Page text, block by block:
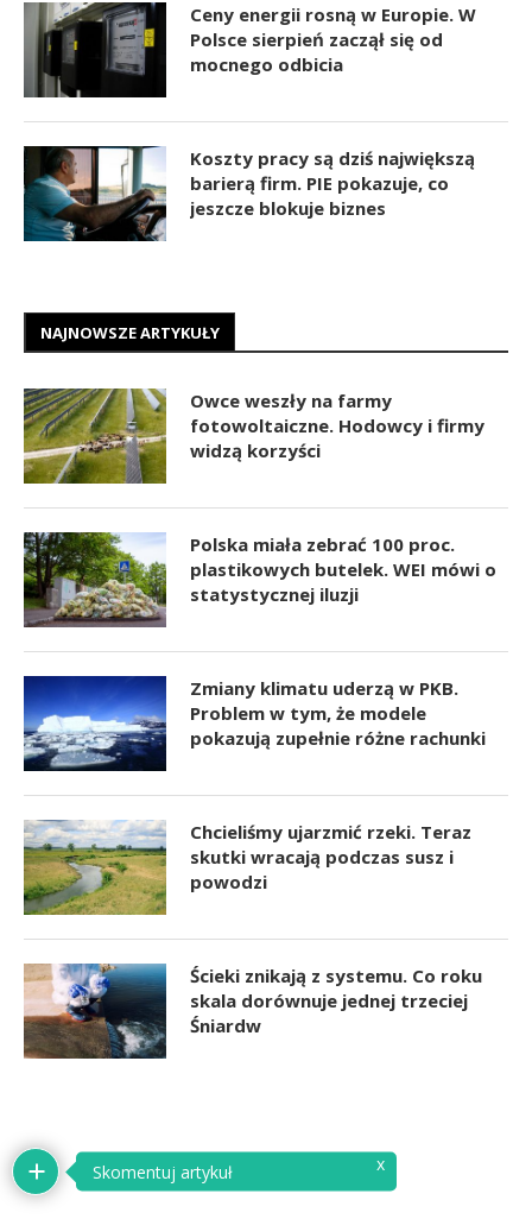
Ceny energii rosną w Europie. W
Polsce sierpień zaczął się od
mocnego odbicia
Koszty pracy są dziś największą
barierą firm. PIE pokazuje, co
jeszcze blokuje biznes
NAJNOWSZE ARTYKUŁY
Owce weszły na farmy
fotowoltaiczne. Hodowcy i firmy
widzą korzyści
Polska miała zebrać 100 proc.
plastikowych butelek. WEI mówi o
statystycznej iluzji
Zmiany klimatu uderzą w PKB.
Problem w tym, że modele
pokazują zupełnie różne rachunki
Chcieliśmy ujarzmić rzeki. Teraz
skutki wracają podczas susz i
powodzi
Ścieki znikają z systemu. Co roku
skala dorównuje jednej trzeciej
Śniardw
Skomentuj artykuł x